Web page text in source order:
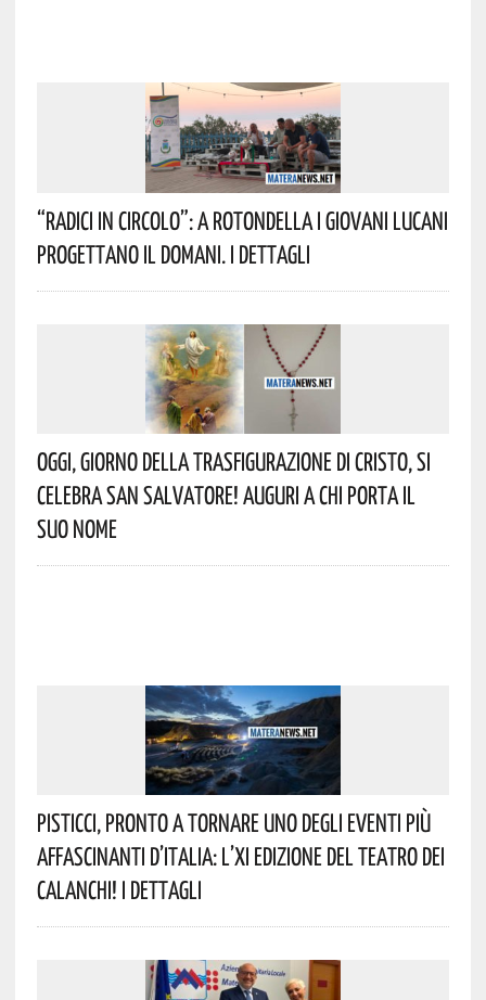
“Radici In Circolo”: A Rotondella I Giovani Lucani
Progettano Il Domani. I Dettagli
Oggi, Giorno Della Trasfigurazione Di Cristo, Si
Celebra San Salvatore! Auguri A Chi Porta Il
Suo Nome
Pisticci, Pronto A Tornare Uno Degli Eventi Più
Affascinanti D’Italia: L’XI Edizione Del Teatro Dei
Calanchi! I Dettagli